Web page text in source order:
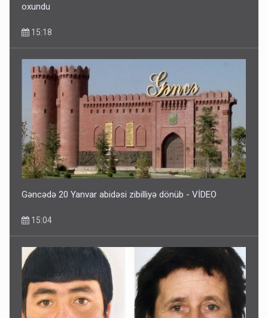
oxundu
15:18
Gəncədə 20 Yanvar abidəsi zibilliyə dönüb - VİDEO
15:04